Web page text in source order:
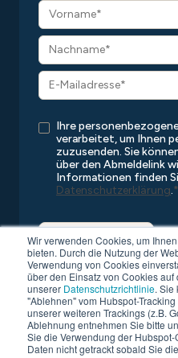
Wir verwenden Cookies, um
bieten. Durch die Nutzung der
Verwendung von Cookies
über den Einsatz von Cookies
unserer Datenschutzrichtlinie. Sie
"Ablehnen" vom Hubspot-
unserer weiteren Trackings (z.B.
Ablehnung entnehmen Sie bitte
Sie die Verwendung der
Daten nicht getrackt sobald Sie
Ihre
verarbeitet, um Ihnen
zuzusenden. Sie
über den Abmeldelink
Informationen finden
Datenschutzerklärung.*
Copyright © 2026